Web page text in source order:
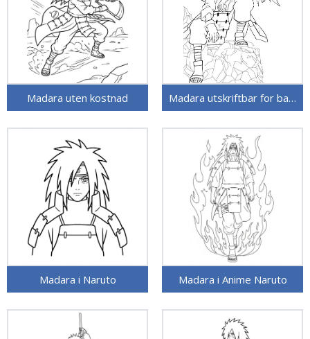
Madara uten kostnad Madara utskriftbar for barn
Madara i Naruto Madara i Anime Naruto